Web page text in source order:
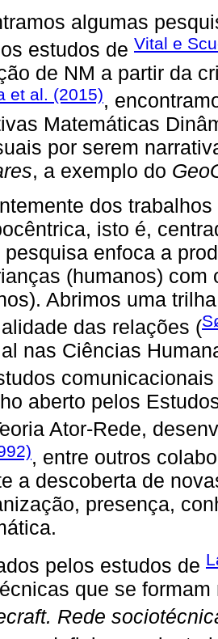
algumas
estudos de Vital e
de NM a partir da
et al. (2015),
Matemáticas
por serem
, a exemplo do
dos
isto é,
pesquisa enfoca a
(humanos) com
Abrimos uma
das relações (
nas Ciências
comunicacionais
aberto pelos
Ator-Rede,
, entre outros
a descoberta de
presença,
pelos estudos de
que se
Rede